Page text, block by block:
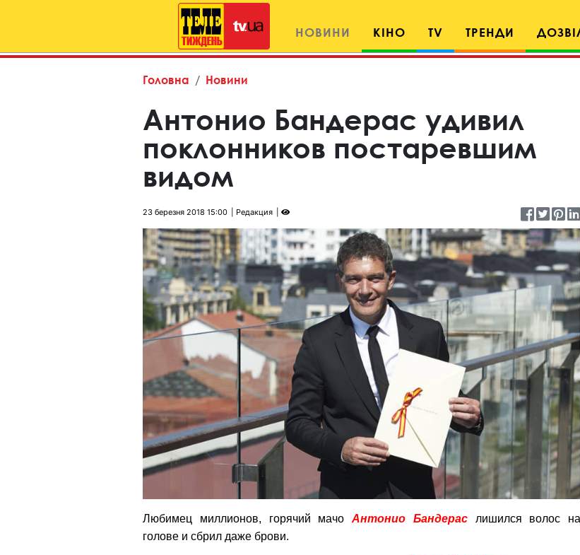
НОВИНИ КІНО TV ТРЕНДИ
Головна Новини
Антонио Бандерас удивил
поклонников постаревшим
видом
23 березня 2018 15:00 Редакция
Любимец миллионов, горячий мачо Антонио Бандерас
лишился волос на
голове и сбрил даже брови.